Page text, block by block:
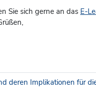
Sie sich gerne an das E-
deren Implikationen für